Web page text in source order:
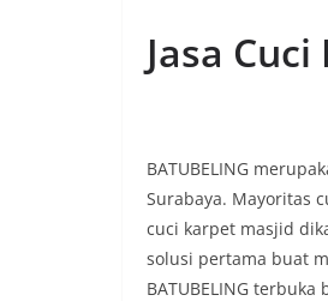
Jasa
BATUBELING
Surabaya. Mayoritas
cuci karpet masjid
solusi pertama buat
BATUBELING